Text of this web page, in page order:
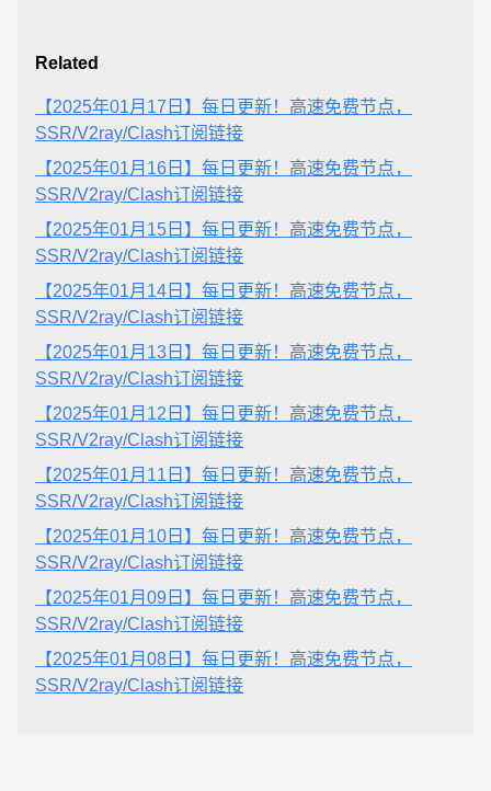
Related
【2025年01月17日】每日更新！高速免费节点，
SSR/V2ray/Clash订阅链接
【2025年01月16日】每日更新！高速免费节点，
SSR/V2ray/Clash订阅链接
【2025年01月15日】每日更新！高速免费节点，
SSR/V2ray/Clash订阅链接
【2025年01月14日】每日更新！高速免费节点，
SSR/V2ray/Clash订阅链接
【2025年01月13日】每日更新！高速免费节点，
SSR/V2ray/Clash订阅链接
【2025年01月12日】每日更新！高速免费节点，
SSR/V2ray/Clash订阅链接
【2025年01月11日】每日更新！高速免费节点，
SSR/V2ray/Clash订阅链接
【2025年01月10日】每日更新！高速免费节点，
SSR/V2ray/Clash订阅链接
【2025年01月09日】每日更新！高速免费节点，
SSR/V2ray/Clash订阅链接
【2025年01月08日】每日更新！高速免费节点，
SSR/V2ray/Clash订阅链接